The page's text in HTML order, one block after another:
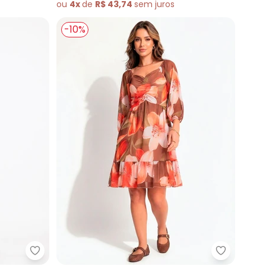
ou 4xde R$ 43,74 sem juros
Quintess - Vestido Floral Marrom em Tecido
-10%
Quintess